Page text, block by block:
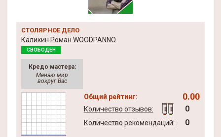
СТОЛЯРНОЕ ДЕЛО
Каликин Роман WOODPANNO
СВОБОДЕН
Кредо мастера:
Меняю мир
вокруг Вас
Общий рейтинг: 0.00
Количество отзывов: 0
Количество рекомендаций: 0